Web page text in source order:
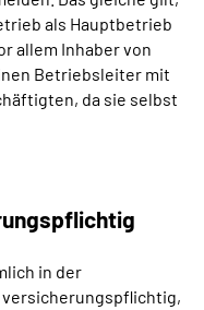
als Hauptbetrieb
allem Inhaber von
Betriebsleiter mit
da sie selbst
in der